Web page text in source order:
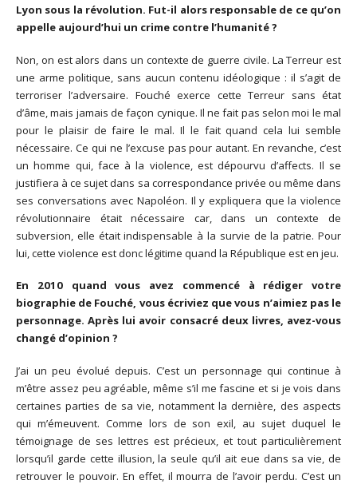
Lyon sous la révolution. Fut-il alors responsable de ce qu’on
appelle aujourd’hui un crime contre l’humanité ?
Non, on est alors dans un contexte de guerre civile. La Terreur est
une arme politique, sans aucun contenu idéologique : il s’agit de
terroriser l’adversaire. Fouché exerce cette Terreur sans état
d’âme, mais jamais de façon cynique. Il ne fait pas selon moi le mal
pour le plaisir de faire le mal. Il le fait quand cela lui semble
nécessaire. Ce qui ne l’excuse pas pour autant. En revanche, c’est
un homme qui, face à la violence, est dépourvu d’affects. Il se
justifiera à ce sujet dans sa correspondance privée ou même dans
ses conversations avec Napoléon. Il y expliquera que la violence
révolutionnaire était nécessaire car, dans un contexte de
subversion, elle était indispensable à la survie de la patrie. Pour
lui, cette violence est donc légitime quand la République est en jeu.
En 2010 quand vous avez commencé à rédiger votre
biographie de Fouché, vous écriviez que vous n’aimiez pas le
personnage. Après lui avoir consacré deux livres, avez-vous
changé d’opinion ?
J’ai un peu évolué depuis. C’est un personnage qui continue à
m’être assez peu agréable, même s’il me fascine et si je vois dans
certaines parties de sa vie, notamment la dernière, des aspects
qui m’émeuvent. Comme lors de son exil, au sujet duquel le
témoignage de ses lettres est précieux, et tout particulièrement
lorsqu’il garde cette illusion, la seule qu’il ait eue dans sa vie, de
retrouver le pouvoir. En effet, il mourra de l’avoir perdu. C’est un